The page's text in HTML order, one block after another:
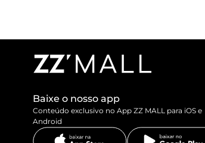
Baixe o nosso app
Conteúdo exclusivo no App ZZ MALL para iOS e
Android